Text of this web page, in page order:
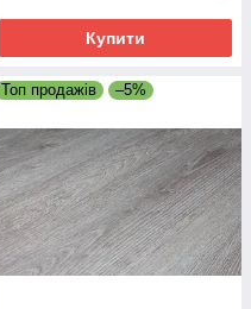
Купити
Топ продажів –5%